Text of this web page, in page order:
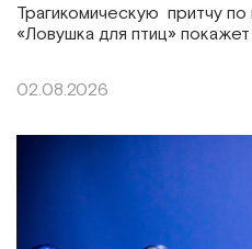
Трагикомическую притчу
«Ловушка для птиц»
02.08.2026